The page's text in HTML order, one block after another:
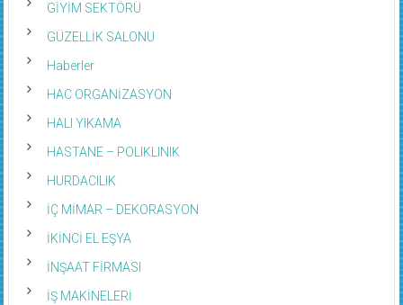
GİYİM SEKTÖRÜ
GÜZELLİK SALONU
Haberler
HAC ORGANİZASYON
HALI YIKAMA
HASTANE – POLIKLINIK
HURDACILIK
İÇ MİMAR – DEKORASYON
İKİNCİ EL EŞYA
İNŞAAT FİRMASI
İŞ MAKİNELERİ